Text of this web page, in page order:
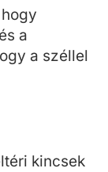
a
a széllel
kincsek